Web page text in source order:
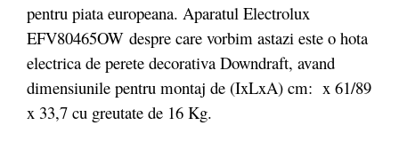
pentru piata europeana. Aparatul Electrolux
EFV80465OW despre care vorbim astazi este o hota
electrica de perete decorativa Downdraft, avand
dimensiunile pentru montaj de (IxLxA) cm: x 61/89
x 33,7 cu greutate de 16 Kg.